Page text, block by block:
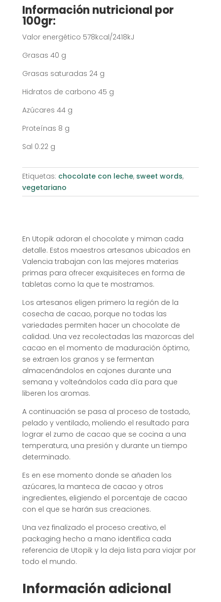
Información nutricional por
100gr:
Valor energético 578kcal/2418kJ
Grasas 40 g
Grasas saturadas 24 g
Hidratos de carbono 45 g
Azúcares 44 g
Proteínas 8 g
Sal 0.22 g
Etiquetas: chocolate con leche, sweet words,
vegetariano
En Utopik adoran el chocolate y miman cada
detalle. Estos maestros artesanos ubicados en
Valencia trabajan con las mejores materias
primas para ofrecer exquisiteces en forma de
tabletas como la que te mostramos.
Los artesanos eligen primero la región de la
cosecha de cacao, porque no todas las
variedades permiten hacer un chocolate de
calidad. Una vez recolectadas las mazorcas del
cacao en el momento de maduración óptimo,
se extraen los granos y se fermentan
almacenándolos en cajones durante una
semana y volteándolos cada día para que
liberen los aromas.
A continuación se pasa al proceso de tostado,
pelado y ventilado, moliendo el resultado para
lograr el zumo de cacao que se cocina a una
temperatura, una presión y durante un tiempo
determinado.
Es en ese momento donde se añaden los
azúcares, la manteca de cacao y otros
ingredientes, eligiendo el porcentaje de cacao
con el que se harán sus creaciones.
Una vez finalizado el proceso creativo, el
packaging hecho a mano identifica cada
referencia de Utopik y la deja lista para viajar por
todo el mundo.
Información adicional